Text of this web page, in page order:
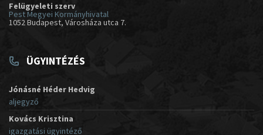
Felügyeleti szerv
Pest Megyei Kormányhivatal
1052 Budapest, Városháza utca 7.
ÜGYINTÉZÉS
Jónásné Héder Hedvig
aljegyző
Kovács Krisztina
igazgatási ügyintéző